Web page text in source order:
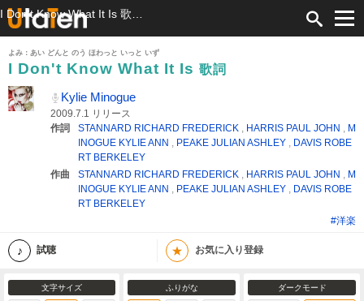
よみ：あい どんと のう ほわっと いっと いず
I Don't Know What It Is 歌詞
Kylie Minogue
2009.7.1 リリース
作詞
STANNARD RICHARD FREDERICK , HARRIS PAUL JOHN , M
INOGUE KYLIE ANN , PEAKE JULIAN ASHLEY , DAVIS ROBE
RT BERKELEY
作曲
STANNARD RICHARD FREDERICK , HARRIS PAUL JOHN , M
INOGUE KYLIE ANN , PEAKE JULIAN ASHLEY , DAVIS ROBE
RT BERKELEY
#洋楽
試聴 ★ お気に入り登録
文字サイズ ふりがな ダークモード